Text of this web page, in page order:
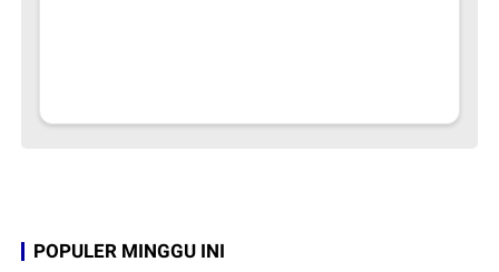
POPULER MINGGU INI